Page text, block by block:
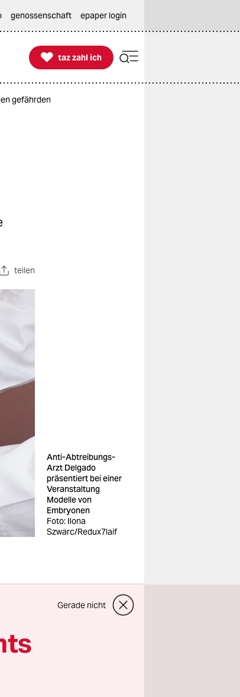
genossenschaft epaper login

taz zahl ich
taz zahl ich
gefährden
teilen
Anti-Abtreibungs-
Arzt Delgado
präsentiert bei einer
Veranstaltung
Modelle von
Embryonen
Foto: Ilona
Szwarc/Redux7laif
sie
Gerade nicht